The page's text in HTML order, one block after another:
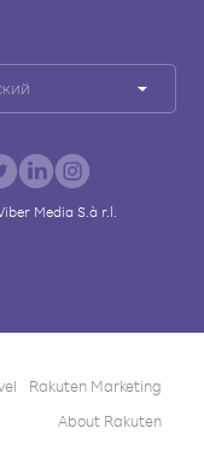
Media S.à r.l.
Rakuten Marketing
About Rakuten